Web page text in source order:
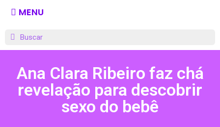
MENU
Ana Clara Ribeiro faz chá
revelação para descobrir
sexo do bebê